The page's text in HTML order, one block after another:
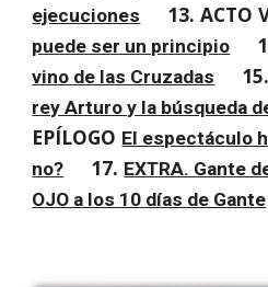
ejecuciones
13. ACTO
puede ser un principio
vino de las Cruzadas
15.
rey Arturo y la búsqueda
EPÍLOGO El espectáculo
no?
17. EXTRA. Gante
OJO a los 10 días de Gante